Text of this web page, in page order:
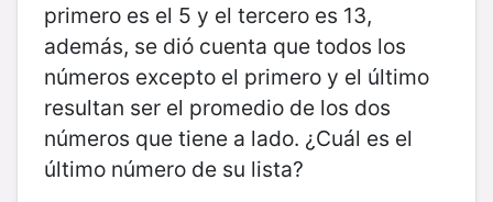
primero es el 5 y el tercero es 13,
además, se dió cuenta que todos los
números excepto el primero y el último
resultan ser el promedio de los dos
números que tiene a lado. ¿Cuál es el
último número de su lista?